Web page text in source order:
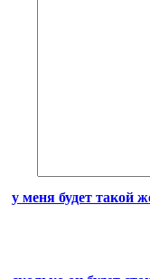
у меня будет такой